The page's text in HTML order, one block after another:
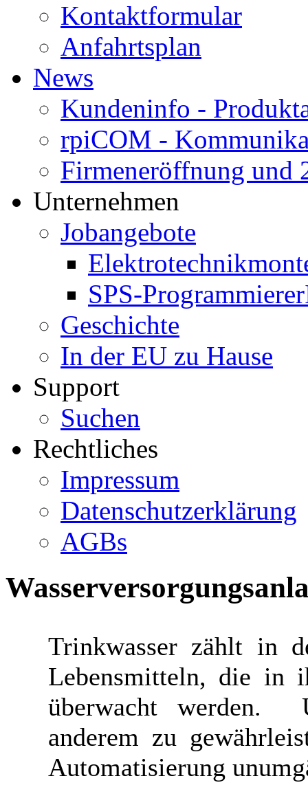
Kontaktformular
Anfahrtsplan
News
Kundeninfo -
rpiCOM -
Firmeneröffnung und
Unternehmen
Jobangebote
SPS-
Geschichte
In der EU zu Hause
Support
Suchen
Rechtliches
Impressum
Datenschutzerklärung
AGBs
Trinkwasser zählt in
Lebensmitteln, die in
überwacht werden.
anderem zu
Automatisierung